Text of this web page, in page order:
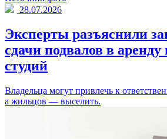
28.07.2026
Эксперты разъяснили
сдачи подвалов в
студий
Владельца могут привлечь к
а жильцов — выселить.